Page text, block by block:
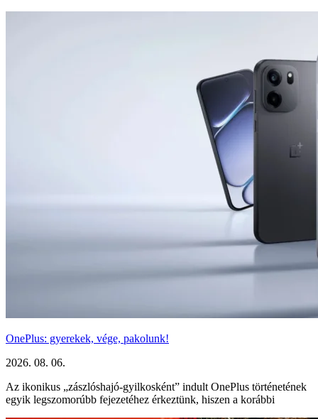
OnePlus: gyerekek, vége, pakolunk!
2026. 08. 06.
Az ikonikus „zászlóshajó-gyilkosként” indult OnePlus történetének
egyik legszomorúbb fejezetéhez érkeztünk, hiszen a korábbi